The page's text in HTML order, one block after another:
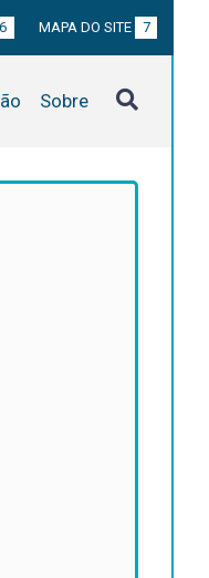
6 MAPA DO SITE 7
Sobre